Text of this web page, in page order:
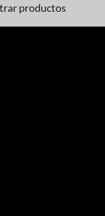
productos